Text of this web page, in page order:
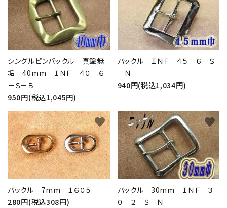
シングルピンバックル 真鍮無
垢 40mm ＩＮＦ－４０－６
－Ｓ－Ｂ
950円(税込1,045円)
バックル ＩＮＦ－４５－６－Ｓ
－Ｎ
940円(税込1,034円)
バックル 7mm １６０５
280円(税込308円)
favorite
バックル 30mm ＩＮＦ－３
０－２－Ｓ－Ｎ
favorite